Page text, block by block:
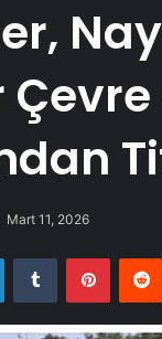
Mart 11, 2026
LinkedInTumblr Pinterest